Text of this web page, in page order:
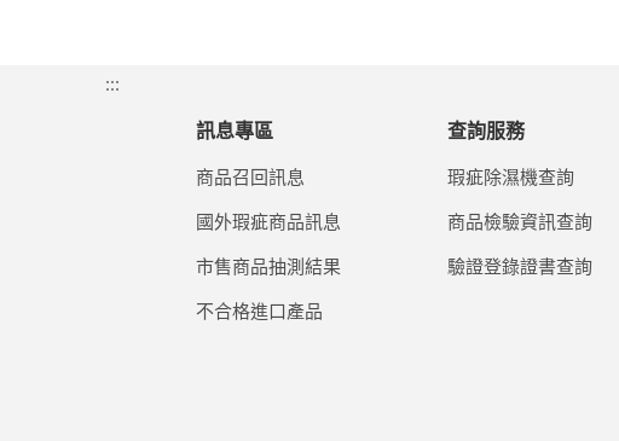
:::
訊息專區
商品召回訊息
國外瑕疵商品訊息
市售商品抽測結果
不合格進口產品
查詢服務
瑕疵除濕機查詢
商品檢驗資訊查詢
驗證登錄證書查詢